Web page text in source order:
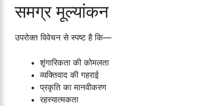
समग्र मूल्यांकन
उपरोक्त विवेचन से स्पष्ट है कि—
शृंगारिकता की कोमलता
व्यक्तिवाद की गहराई
प्रकृति का मानवीकरण
रहस्यात्मकता